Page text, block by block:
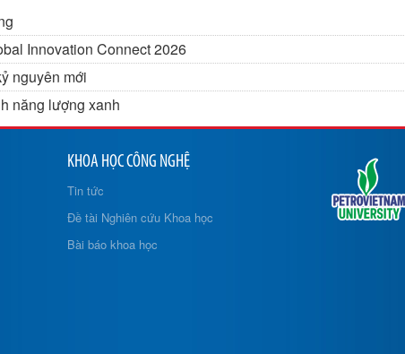
Innovation Connect 2026
nguyên mới
năng lượng xanh
KHOA HỌC CÔNG NGHỆ
Tin tức
Đề tài Nghiên cứu Khoa học
Bài báo khoa học